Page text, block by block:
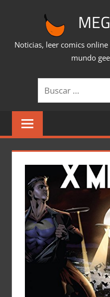
Noticias, leer comics
mundo
Buscar: